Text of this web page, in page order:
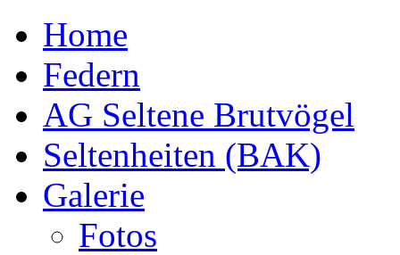
Home
Federn
AG Seltene Brutvögel
Seltenheiten (BAK)
Galerie
Fotos